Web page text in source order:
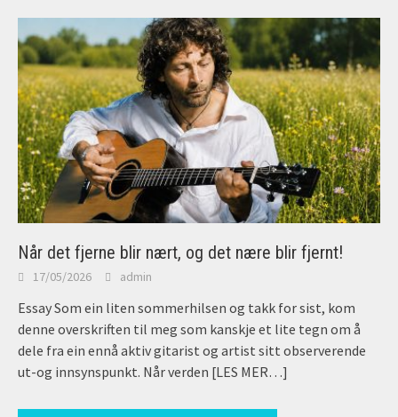
Når det fjerne blir nært, og det nære blir fjernt!
17/05/2026 admin
Essay Som ein liten sommerhilsen og takk for sist, kom
denne overskriften til meg som kanskje et lite tegn om å
dele fra ein ennå aktiv gitarist og artist sitt observerende
ut-og innsynspunkt. Når verden [LES MER…]